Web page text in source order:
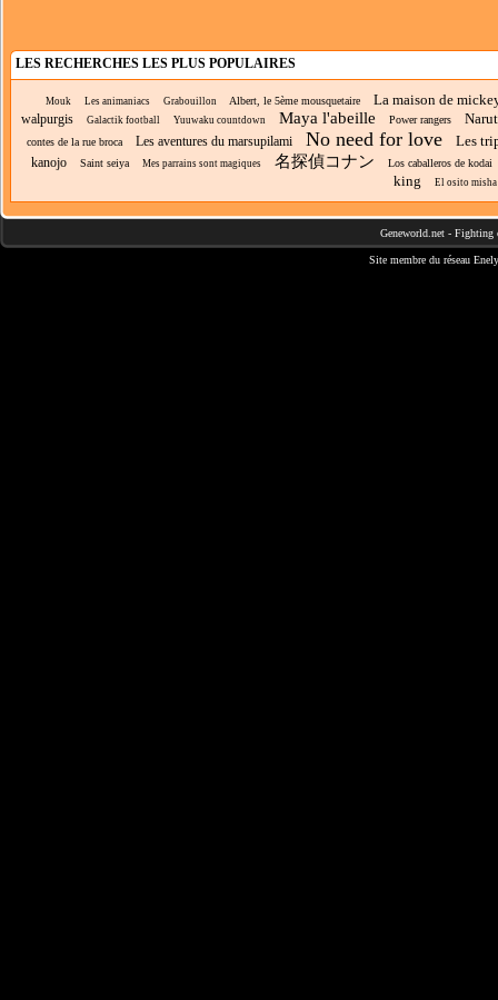
LES RECHERCHES LES PLUS POPULAIRES
Mouk Les animaniacs Grabouillon Albert, le 5ème mousquetaire La maison de
walpurgis Galactik football Yuuwaku countdown Maya l'abeille Power rangers
contes de la rue broca Les aventures du marsupilami No need for love Les
kanojo Saint seiya Mes parrains sont magiques 名探偵コナン Los caballeros de kodai
king El osito misha
Geneworld.net - Fighting
Site membre du réseau